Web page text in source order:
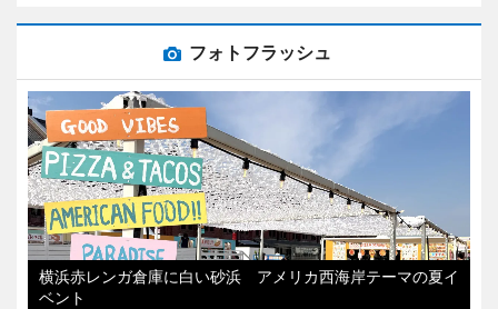
フォトフラッシュ
横浜赤レンガ倉庫に白い砂浜 アメリカ西海岸テーマの夏イ
ベント